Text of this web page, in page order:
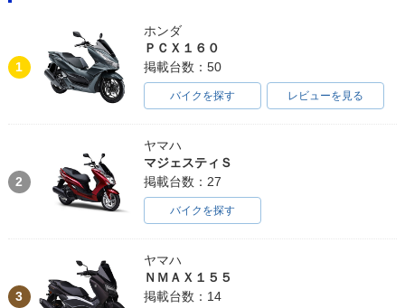
1
ホンダ
ＰＣＸ１６０
掲載台数：50
バイクを探す レビューを見る
2
ヤマハ
マジェスティＳ
掲載台数：27
バイクを探す
3
ヤマハ
ＮＭＡＸ１５５
掲載台数：14